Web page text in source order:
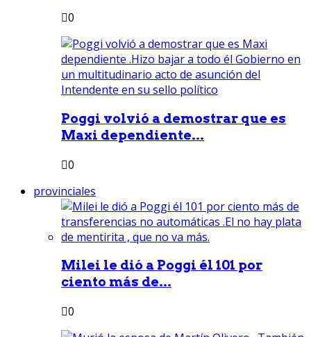
0
Poggi volvió a demostrar que es
Maxi dependiente...
0
provinciales
Milei le dió a Poggi él 101 por
ciento más de...
0